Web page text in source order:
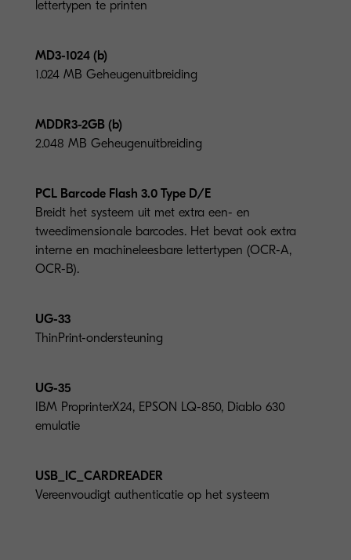
lettertypen te printen
MD3-1024 (b)
1.024 MB Geheugenuitbreiding
MDDR3-2GB (b)
2.048 MB Geheugenuitbreiding
PCL Barcode Flash 3.0 Type D/E
Breidt het systeem uit met extra een- en
tweedimensionale barcodes. Het bevat ook extra
interne en machineleesbare lettertypen (OCR-A,
OCR-B).
UG-33
ThinPrint-ondersteuning
UG-35
IBM ProprinterX24, EPSON LQ-850, Diablo 630
emulatie
USB_IC_CARDREADER
Vereenvoudigt authenticatie op het systeem